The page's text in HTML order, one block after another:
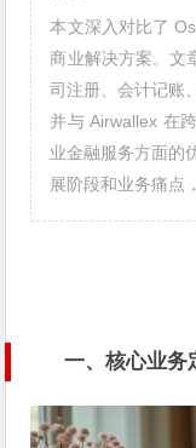
本文深入对比了
商业解决方案。文
司注册、会计记账
并与 Airwallex 在
业金融服务方面的
展阶段和业务痛点
一、核心业务